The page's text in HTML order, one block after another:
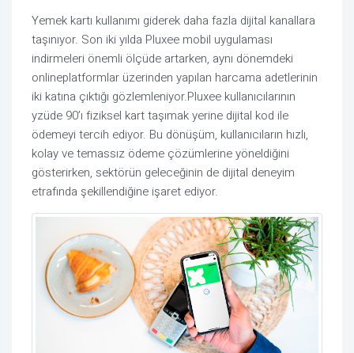
Yemek kartı kullanımı giderek daha fazla dijital kanallara
taşınıyor. Son iki yılda Pluxee mobil uygulaması
indirmeleri önemli ölçüde artarken, aynı dönemdeki
onlineplatformlar üzerinden yapılan harcama adetlerinin
iki katına çıktığı gözlemleniyor.Pluxee kullanıcılarının
yzüde 90’ı fiziksel kart taşımak yerine dijital kod ile
ödemeyi tercih ediyor. Bu dönüşüm, kullanıcıların hızlı,
kolay ve temassız ödeme çözümlerine yöneldiğini
gösterirken, sektörün geleceğinin de dijital deneyim
etrafında şekillendiğine işaret ediyor.